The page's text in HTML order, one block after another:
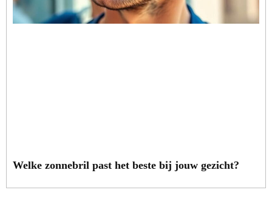
Welke zonnebril past het beste bij jouw gezicht?